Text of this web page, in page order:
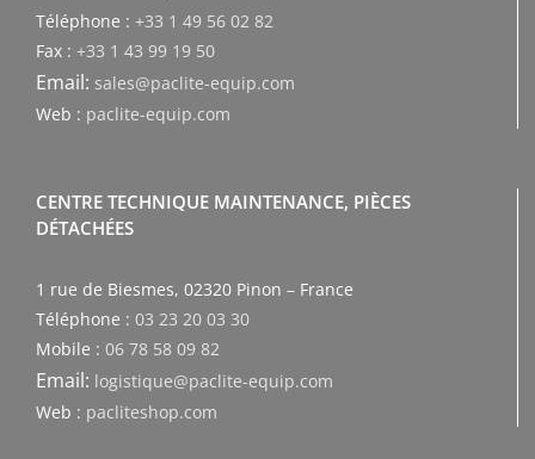
Téléphone : +33 1 49 56 02 82
Fax : +33 1 43 99 19 50
Email: sales@paclite-equip.com
Web : paclite-equip.com
CENTRE TECHNIQUE MAINTENANCE, PIÈCES
DÉTACHÉES
1 rue de Biesmes, 02320 Pinon – France
Téléphone : 03 23 20 03 30
Mobile : 06 78 58 09 82
Email: logistique@paclite-equip.com
Web : pacliteshop.com